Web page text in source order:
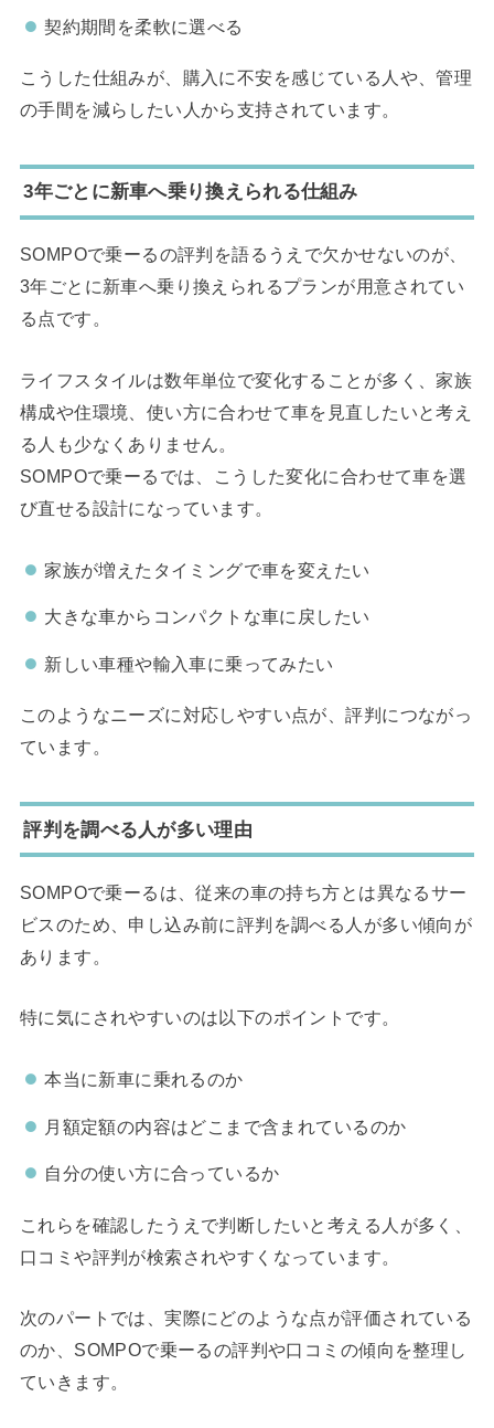
契約期間を柔軟に選べる
こうした仕組みが、購入に不安を感じている人や、管理
の手間を減らしたい人から支持されています。
3年ごとに新車へ乗り換えられる仕組み
SOMPOで乗ーるの評判を語るうえで欠かせないのが、
3年ごとに新車へ乗り換えられるプランが用意されてい
る点です。
ライフスタイルは数年単位で変化することが多く、家族
構成や住環境、使い方に合わせて車を見直したいと考え
る人も少なくありません。
SOMPOで乗ーるでは、こうした変化に合わせて車を選
び直せる設計になっています。
家族が増えたタイミングで車を変えたい
大きな車からコンパクトな車に戻したい
新しい車種や輸入車に乗ってみたい
このようなニーズに対応しやすい点が、評判につながっ
ています。
評判を調べる人が多い理由
SOMPOで乗ーるは、従来の車の持ち方とは異なるサー
ビスのため、申し込み前に評判を調べる人が多い傾向が
あります。
特に気にされやすいのは以下のポイントです。
本当に新車に乗れるのか
月額定額の内容はどこまで含まれているのか
自分の使い方に合っているか
これらを確認したうえで判断したいと考える人が多く、
口コミや評判が検索されやすくなっています。
次のパートでは、実際にどのような点が評価されている
のか、SOMPOで乗ーるの評判や口コミの傾向を整理し
ていきます。